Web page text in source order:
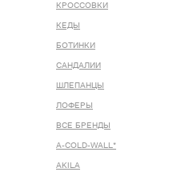
КРОССОВКИ
КЕДЫ
БОТИНКИ
САНДАЛИИ
ШЛЕПАНЦЫ
ЛОФЕРЫ
ВСЕ БРЕНДЫ
A-COLD-WALL*
AKILA